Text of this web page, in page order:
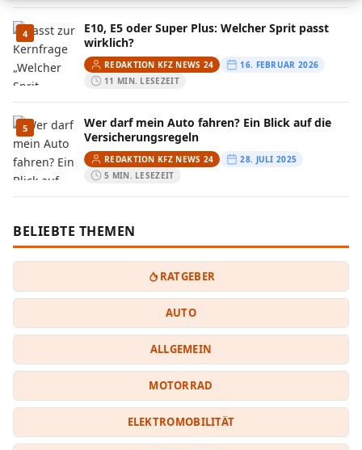
4
E10, E5 oder Super Plus: Welcher Sprit passt
wirklich?
REDAKTION KFZ NEWS 24
16. FEBRUAR 2026
11 MIN. LESEZEIT
5
Wer darf mein Auto fahren? Ein Blick auf die
Versicherungsregeln
REDAKTION KFZ NEWS 24
28. JULI 2025
5 MIN. LESEZEIT
BELIEBTE THEMEN
RATGEBER
AUTO
ALLGEMEIN
MOTORRAD
ELEKTROMOBILITÄT